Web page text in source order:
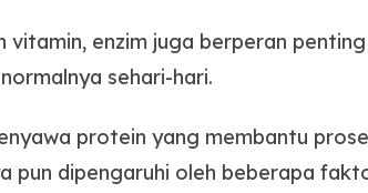
vitamin, enzim juga berperan
sehari-hari.
protein yang membantu
pun dipengaruhi oleh beberapa